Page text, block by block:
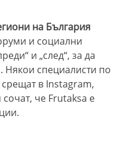
на България
и социални
и „след“, за да
Някои специалисти по
в Instagram,
че Frutaksa е